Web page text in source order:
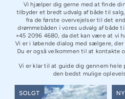
Vi hjælper dig gerne med at finde
tilbyder et bredt udvalg af både til
fra de første overvejelser til det
drømmebåden i vores udvalg af både
+45 2096 4680, da det kan være at vi
Vi er i løbende dialog med sælgere,
Du er også velkommen til at kontakte
Vi er klar til at guide dig gennem hele
den bedst mulige
SOLGT NY